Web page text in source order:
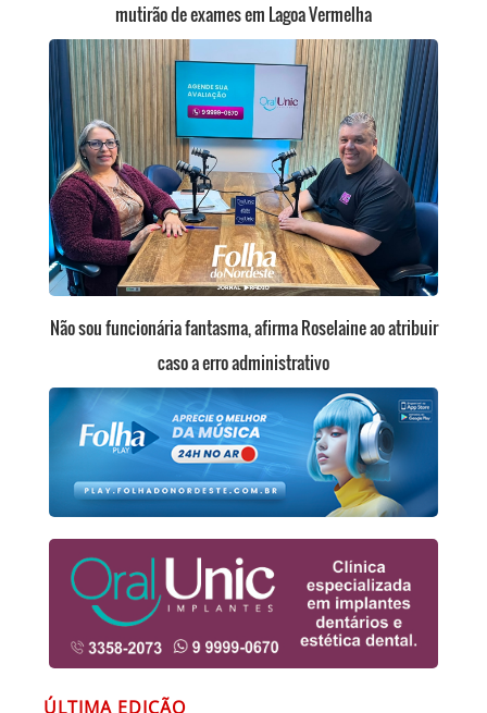
mutirão de exames em Lagoa Vermelha
Não sou funcionária fantasma, afirma Roselaine ao atribuir
caso a erro administrativo
ÚLTIMA EDIÇÃO